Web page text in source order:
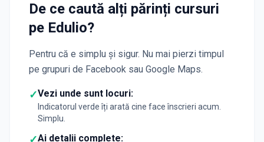
De ce caută alți părinți cursuri
pe Edulio?
Pentru că e simplu și sigur. Nu mai pierzi timpul
pe grupuri de Facebook sau Google Maps.
✓Vezi unde sunt locuri:
Indicatorul verde îți arată cine face înscrieri acum.
Simplu.
✓Ai detalii complete: